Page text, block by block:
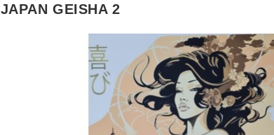
JAPAN GEISHA 2